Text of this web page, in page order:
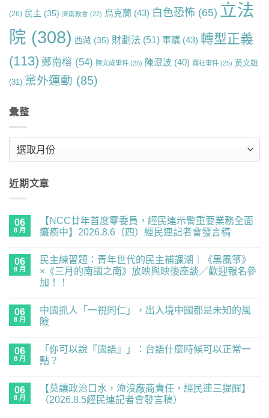
(26) 民主 (35) 濟南教會 (22) 烏克蘭 (43) 白色恐怖 (65) 立法
院 (308) 西藏 (35) 財劃法 (51) 軍購 (43) 轉型正義
(113) 鄭南榕 (54) 陳文成事件 (25) 陳澄波 (40) 霧社事件 (25) 黃文雄
(31) 黨外運動 (85)
彙整
近期文章
06
8 月
【NCC廿年首度零委員，經民連示警重要業務全面
癱瘓中】2026.8.6（四）經民連記者會發言稿
廿
首
度
員，
經
民
要
留
言
06
8 月
民主練習題：青年世代的民主補課潮｜《黑風箏》
×《三月的南國之南》放映與映後座談／歡迎報名參
加！！
主
練
習
世
代
留
言
06
8 月
中國抓人「一視同仁」，出入境中國都是未知的風
險
抓
人
仁」，
言
06
8 月
「你可以說『國語』」：台語什麼時候可以正常一
點？
06
8 月
【莫讓政治口水，淹沒廠商責任，經民連三提醒】
（2026.8.5經民連記者會發言稿）